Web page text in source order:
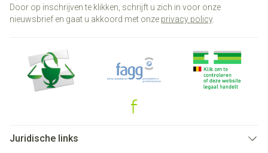
Door op inschrijven te klikken, schrijft u zich in voor onze
nieuwsbrief en gaat u akkoord met onze privacy policy.
Juridische links